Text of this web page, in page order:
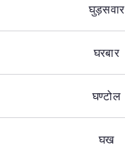
घुड़सवार
घरबार
घण्टोल
घख